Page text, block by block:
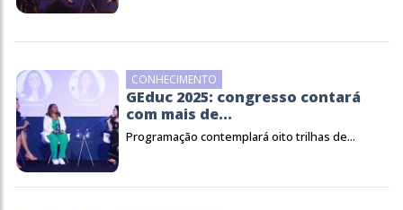
CONHECIMENTO
GEduc 2025: congresso contará
com mais de...
Programação contemplará oito trilhas de...